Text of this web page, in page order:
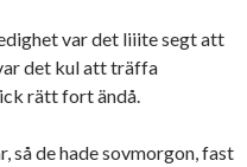
var det liiite segt att
det kul att träffa
rätt fort ändå.
så de hade sovmorgon, fast